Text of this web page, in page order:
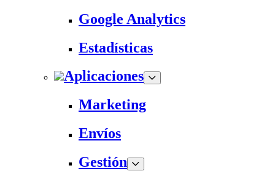
Google Analytics
Estadísticas
Aplicaciones
Marketing
Envíos
Gestión